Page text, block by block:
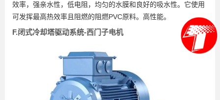
效率，强亲水性，低电阻，均匀的水膜和良好的吸水性。它使用
可发挥最高热效率且阻燃的阻燃PVC原料。高性能。
F.闭式冷却塔驱动系统-西门子电机